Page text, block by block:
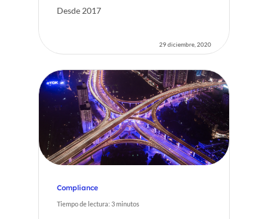
Desde 2017
29 diciembre, 2020
Compliance
Tiempo de lectura: 3minutos